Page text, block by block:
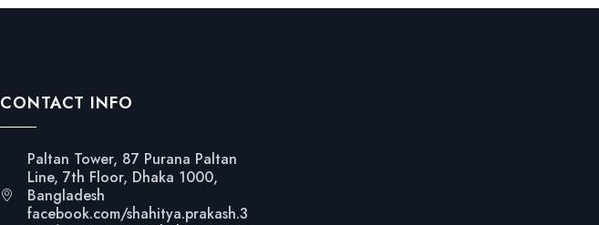
CONTACT INFO
Paltan Tower, 87 Purana Paltan
Line, 7th Floor, Dhaka 1000,
Bangladesh
facebook.com/shahitya.prakash.3